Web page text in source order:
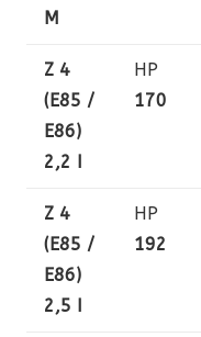
M
Z 4
(E85 /
E86)
2,2 I
HP
170
Z 4
(E85 /
E86)
2,5 I
HP
192